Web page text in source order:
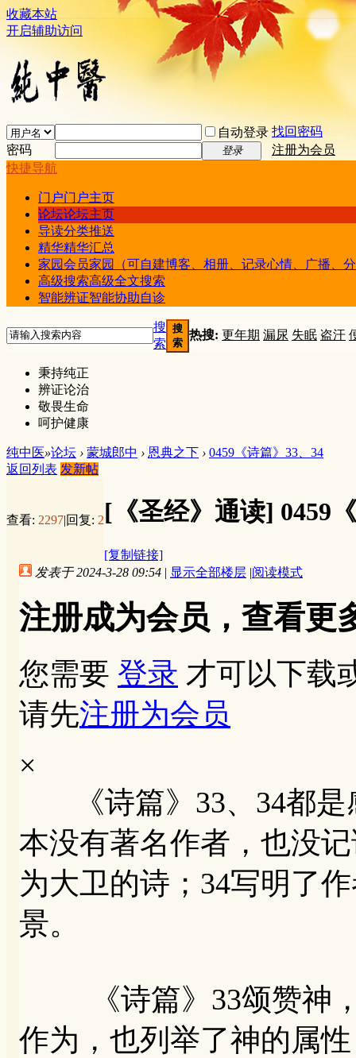
收藏本站
开启辅助访问
自动登录 找回密码
密码
登录
注册为会员
快捷导航
门户门户主页
论坛论坛主页
导读分类推送
精华精华汇总
家园会员家园（可自建博客、相册、记录心情、广播、
高级搜索高级全文搜索
智能辨证智能协助自诊
搜
索
搜
索
热搜: 更年期 漏尿 失眠 盗汗
秉持纯正
辨证论治
敬畏生命
呵护健康
纯中医»论坛 › 蒙城郎中 › 恩典之下 › 0459《诗篇》33、34
返回列表 发新帖
查看: 2297|回复: 2[《圣经》通读] 0459
[复制链接]
发表于 2024-3-28 09:54 | 显示全部楼层 |阅读模式
注册成为会员，查看更
您需要 登录 才可以下载
请先注册为会员
×
《诗篇》33、34都是
本没有著名作者，也没
为大卫的诗；34写明了
景。
《诗篇》33颂赞神，
作为，也列举了神的属